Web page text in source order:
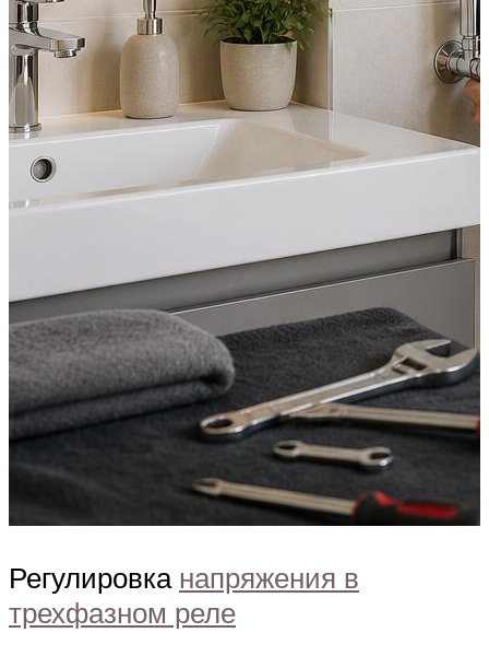
Регулировка напряжения в
трехфазном реле